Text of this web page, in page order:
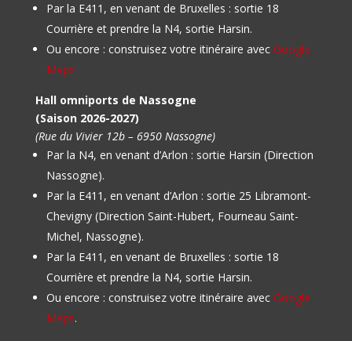
Par la E411, en venant de Bruxelles : sortie 18
Courrière et prendre la N4, sortie Harsin.
Ou encore : construisez votre itinéraire avec Google
Maps
Hall omniports de Nassogne
(Saison 2026-2027)
(Rue du Vivier 12b – 6950 Nassogne)
Par la N4, en venant d’Arlon : sortie Harsin (Direction
Nassogne).
Par la E411, en venant d’Arlon : sortie 25 Libramont-
Chevigny (Direction Saint-Hubert, Fourneau Saint-
Michel, Nassogne).
Par la E411, en venant de Bruxelles : sortie 18
Courrière et prendre la N4, sortie Harsin.
Ou encore : construisez votre itinéraire avec Google
Maps.